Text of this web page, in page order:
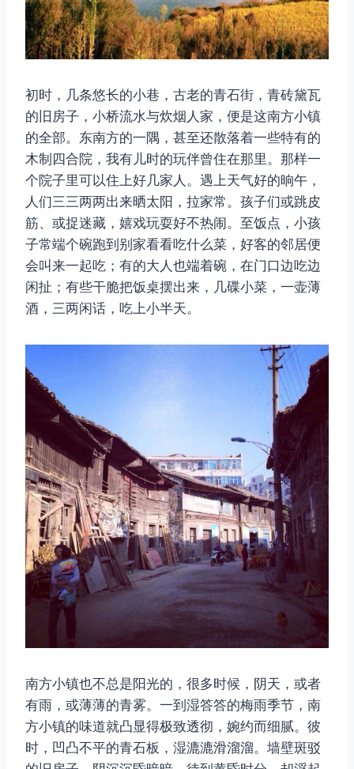
初时，几条悠长的小巷，古老的青石街，青砖黛瓦
的旧房子，小桥流水与炊烟人家，便是这南方小镇
的全部。东南方的一隅，甚至还散落着一些特有的
木制四合院，我有儿时的玩伴曾住在那里。那样一
个院子里可以住上好几家人。遇上天气好的晌午，
人们三三两两出来晒太阳，拉家常。孩子们或跳皮
筋、或捉迷藏，嬉戏玩耍好不热闹。至饭点，小孩
子常端个碗跑到别家看看吃什么菜，好客的邻居便
会叫来一起吃；有的大人也端着碗，在门口边吃边
闲扯；有些干脆把饭桌摆出来，几碟小菜，一壶薄
酒，三两闲话，吃上小半天。
南方小镇也不总是阳光的，很多时候，阴天，或者
有雨，或薄薄的青雾。一到湿答答的梅雨季节，南
方小镇的味道就凸显得极致透彻，婉约而细腻。彼
时，凹凸不平的青石板，湿漉漉滑溜溜。墙壁斑驳